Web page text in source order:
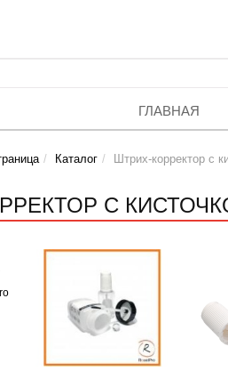
ГЛАВНАЯ
Каталог Штрих-корректор с
С